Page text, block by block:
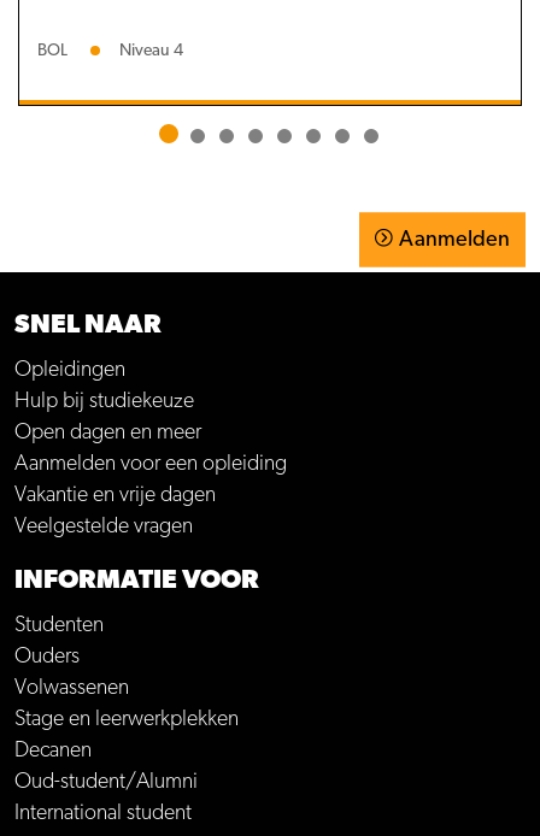
BOL Niveau 4
Aanmelden
SNEL NAAR
Opleidingen
Hulp bij studiekeuze
Open dagen en meer
Aanmelden voor een opleiding
Vakantie en vrije dagen
Veelgestelde vragen
INFORMATIE VOOR
Studenten
Ouders
Volwassenen
Stage en leerwerkplekken
Decanen
Oud-student/Alumni
International student